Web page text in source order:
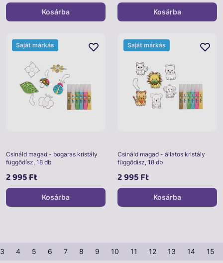
Kosárba Kosárba
Csináld magad - bogaras kristály
függődísz, 18 db
2 995 Ft
Saját márkás
Kosárba
Csináld magad - állatos kristály
függődísz, 18 db
2 995 Ft
Saját márkás
Kosárba
3 4 5 6 7 8 9 10 11 12 13 14 15